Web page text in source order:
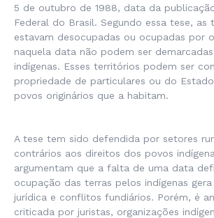
5 de outubro de 1988, data da
Federal do Brasil. Segundo essa tese, as
estavam desocupadas ou ocupadas por
naquela data não podem ser
indígenas. Esses territórios podem ser
propriedade de particulares ou do
povos originários que a habitam.
A tese tem sido defendida por setores
contrários aos direitos dos povos
argumentam que a falta de uma data
ocupação das terras pelos indígenas gera
jurídica e conflitos fundiários. Porém, é
criticada por juristas, organizações